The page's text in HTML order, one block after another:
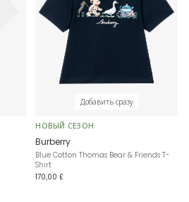
Добавить сразу
НОВЫЙ СЕЗОН
Burberry
Blue Cotton Thomas Bear & Friends T-
Shirt
170,00 £